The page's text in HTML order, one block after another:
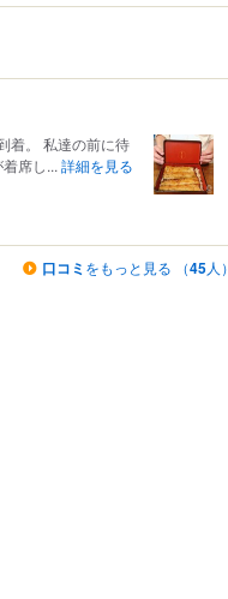
着。 私達の前に待
席し... 詳細を見る
口コミ をもっと見る （45人）